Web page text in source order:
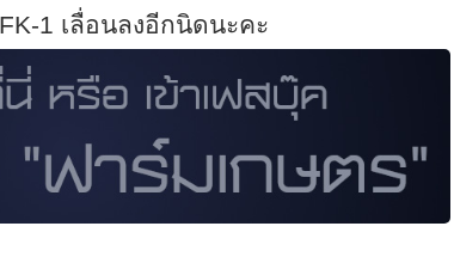
1 เลื่อนลงอีกนิดนะคะ